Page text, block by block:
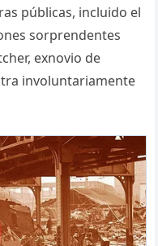
públicas, incluido el
sorprendentes
exnovio de
involuntariamente